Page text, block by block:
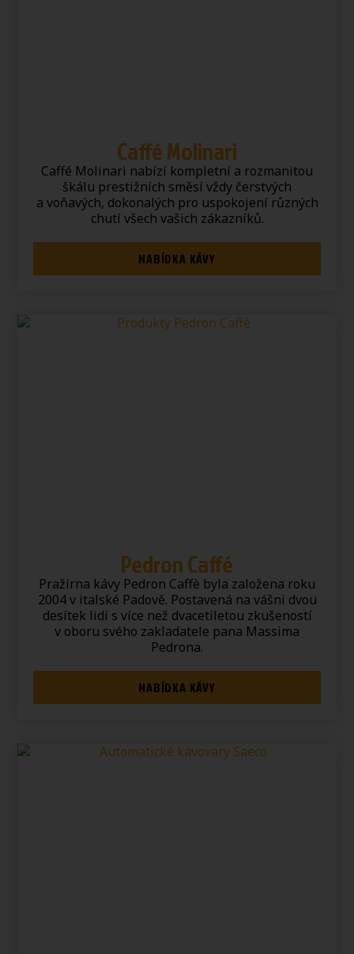
Caffé Molinari
Caffé Molinari nabízí kompletní a rozmanitou
škálu prestižních směsí vždy čerstvých
a voňavých, dokonalých pro uspokojení různých
chutí všech vašich zákazníků.
NABÍDKA KÁVY
Pedron Caffé
Pražírna kávy Pedron Caffè byla založena roku
2004 v italské Padově. Postavená na vášni dvou
desítek lidí s více než dvacetiletou zkušeností
v oboru svého zakladatele pana Massima
Pedrona.
NABÍDKA KÁVY